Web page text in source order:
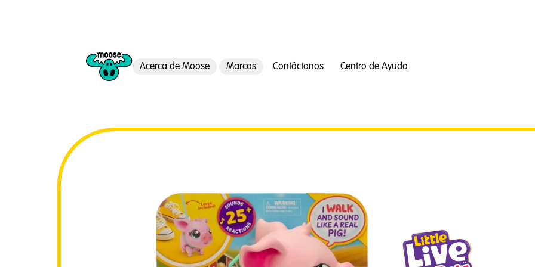
Acerca de Moose Marcas Contáctanos Centro de Ayuda